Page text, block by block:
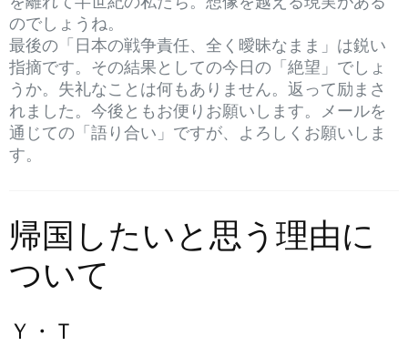
のでしょうね。
最後の「日本の戦争責任、全く曖昧なまま」は鋭い
指摘です。その結果としての今日の「絶望」でしょ
うか。失礼なことは何もありません。返って励まさ
れました。今後ともお便りお願いします。メールを
通じての「語り合い」ですが、よろしくお願いしま
す。
帰国したいと思う理由に
ついて
Ｙ・Ｔ